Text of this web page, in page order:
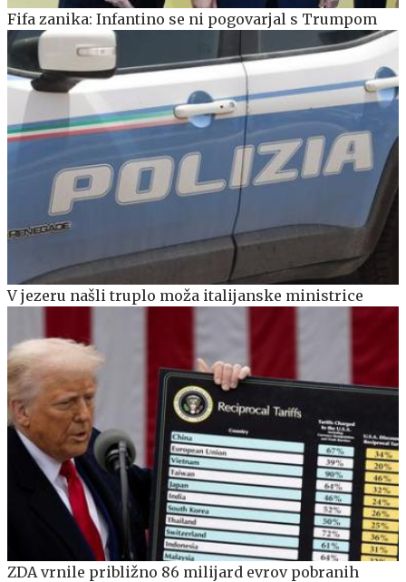
Fifa zanika: Infantino se ni pogovarjal s Trumpom
V jezeru našli truplo moža italijanske ministrice
ZDA vrnile približno 86 milijard evrov pobranih